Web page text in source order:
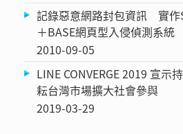
記錄惡意網路封包資訊 實
＋BASE網頁型入侵偵測系統
2010-09-05
LINE CONVERGE 2019 宣示
耘台灣市場擴大社會參與
2019-03-29